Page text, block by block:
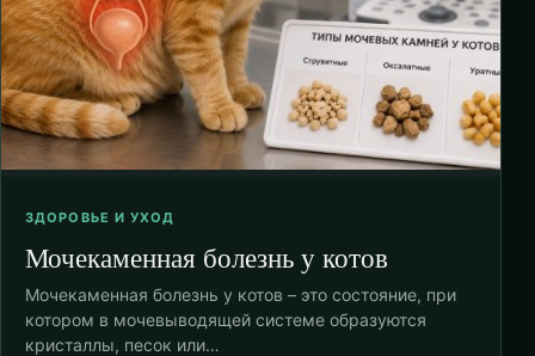
ЗДОРОВЬЕ И УХОД
Мочекаменная болезнь у котов
Мочекаменная болезнь у котов – это состояние, при
котором в мочевыводящей системе образуются
кристаллы, песок или…